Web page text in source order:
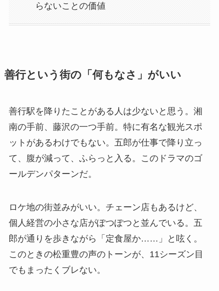
らないことの価値
善行という街の「何もなさ」がいい
善行駅を降りたことがある人は少ないと思う。湘
南の手前、藤沢の一つ手前。特に有名な観光スポ
ットがあるわけでもない。五郎が仕事で降り立っ
て、腹が減って、ふらっと入る。このドラマのゴ
ールデンパターンだ。
ロケ地の街並みがいい。チェーン店もあるけど、
個人経営の小さな店がぽつぽつと並んでいる。五
郎が通りを歩きながら「定食屋か……」と呟く。
このときの松重豊の声のトーンが、11シーズン目
でもまったくブレない。